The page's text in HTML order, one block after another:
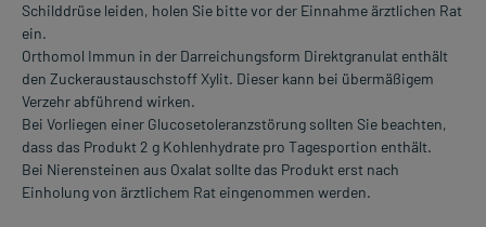
Schilddrüse leiden, holen Sie bitte vor der Einnahme ärztlichen Rat
ein.
Orthomol Immun in der Darreichungsform Direktgranulat enthält
den Zuckeraustauschstoff Xylit. Dieser kann bei übermäßigem
Verzehr abführend wirken.
Bei Vorliegen einer Glucosetoleranzstörung sollten Sie beachten,
dass das Produkt 2 g Kohlenhydrate pro Tagesportion enthält.
Bei Nierensteinen aus Oxalat sollte das Produkt erst nach
Einholung von ärztlichem Rat eingenommen werden.